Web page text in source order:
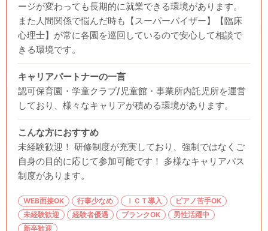
ージが変わっても長期的に就業できる環境があります。
また人間関係で悩んだ時も【スーパーバイザー】【臨床
心理士】が常に各園を巡回しているので安心して相談で
きる環境です。
キャリアパートナーの一言
認可保育園・学童クラブ/児童館・事業所内託児所を運営
しており、様々なキャリアが積める環境があります。
こんな方におすすめ
未経験歓迎！ 研修制度が充実しており、強制ではなくご
自身の目的に応じて参加可能です！ 多様なキャリアパス
制度があります。
WEB面接OK 行事少なめ ＩＣＴ導入
ピアノ苦手OK
未経験歓迎
経験者優遇 ブランクOK
男性活躍中
新卒歓迎